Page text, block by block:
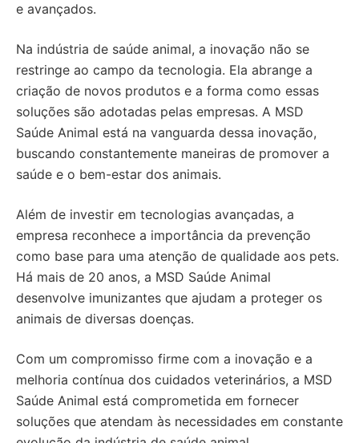
e avançados.
Na indústria de saúde animal, a inovação não se
restringe ao campo da tecnologia. Ela abrange a
criação de novos produtos e a forma como essas
soluções são adotadas pelas empresas. A MSD
Saúde Animal está na vanguarda dessa inovação,
buscando constantemente maneiras de promover a
saúde e o bem-estar dos animais.
Além de investir em tecnologias avançadas, a
empresa reconhece a importância da prevenção
como base para uma atenção de qualidade aos pets.
Há mais de 20 anos, a MSD Saúde Animal
desenvolve imunizantes que ajudam a proteger os
animais de diversas doenças.
Com um compromisso firme com a inovação e a
melhoria contínua dos cuidados veterinários, a MSD
Saúde Animal está comprometida em fornecer
soluções que atendam às necessidades em constante